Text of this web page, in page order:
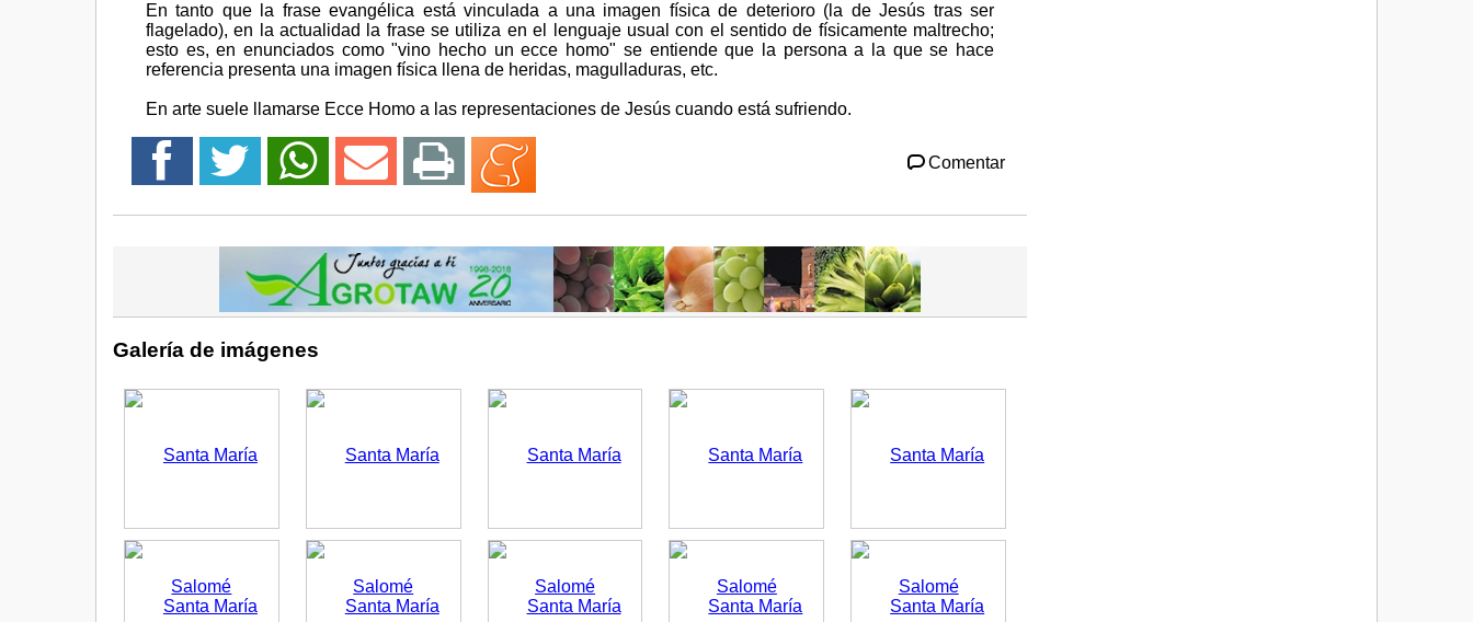
Comentar
En tanto que la frase evangélica está vinculada a una imagen física de deterioro (la de Jesús tras ser
flagelado), en la actualidad la frase se utiliza en el lenguaje usual con el sentido de físicamente maltrecho;
esto es, en enunciados como "vino hecho un ecce homo" se entiende que la persona a la que se hace
referencia presenta una imagen física llena de heridas, magulladuras, etc.
En arte suele llamarse Ecce Homo a las representaciones de Jesús cuando está sufriendo.
Galería de imágenes